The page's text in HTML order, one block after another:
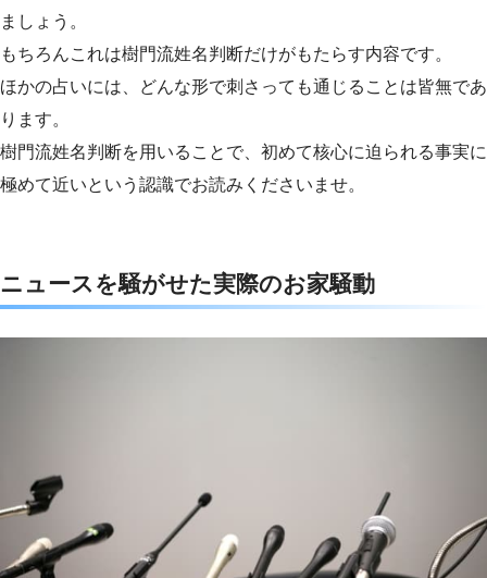
ましょう。
もちろんこれは樹門流姓名判断だけがもたらす内容です。
ほかの占いには、どんな形で刺さっても通じることは皆無であ
ります。
樹門流姓名判断を用いることで、初めて核心に迫られる事実に
極めて近いという認識でお読みくださいませ。
ニュースを騒がせた実際のお家騒動